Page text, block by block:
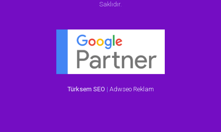
Saklıdır.
Türksem SEO | Adwseo Reklam